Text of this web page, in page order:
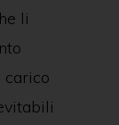
li
carico